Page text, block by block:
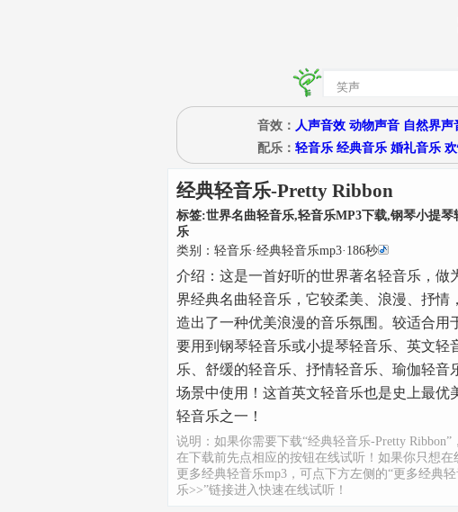
音效： 人声音效 动物声音 自然界声
配乐： 轻音乐 经典音乐 婚礼音乐
经典轻音乐-Pretty Ribbon
标签:世界名曲轻音乐,轻音乐MP3下载,钢琴小提琴
乐
类别： 轻音乐·经典轻音乐mp3· 186秒
介绍： 这是一首好听的世界著名轻音乐，做
界经典名曲轻音乐，它较柔美、浪漫、抒情
造出了一种优美浪漫的音乐氛围。较适合用
要用到钢琴轻音乐或小提琴轻音乐、英文轻
乐、舒缓的轻音乐、抒情轻音乐、瑜伽轻音
场景中使用！这首英文轻音乐也是史上最优
轻音乐之一！
说明：如果你需要下载“经典轻音乐-Pretty Ribbon”
在下载前先点相应的按钮在线试听！如果你只想在
更多经典轻音乐mp3，可点下方左侧的“更多经典
乐>>”链接进入快速在线试听！